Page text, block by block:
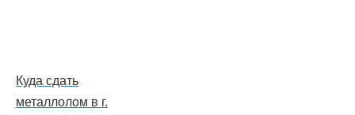
Куда сдать
металлолом в г.